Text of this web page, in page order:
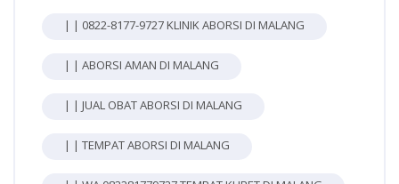
| | 0822-8177-9727 KLINIK ABORSI DI MALANG
| | ABORSI AMAN DI MALANG
| | JUAL OBAT ABORSI DI MALANG
| | TEMPAT ABORSI DI MALANG